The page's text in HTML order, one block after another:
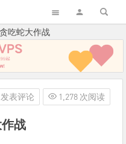
吃蛇大作战
战
发表评论 1,278 次阅读